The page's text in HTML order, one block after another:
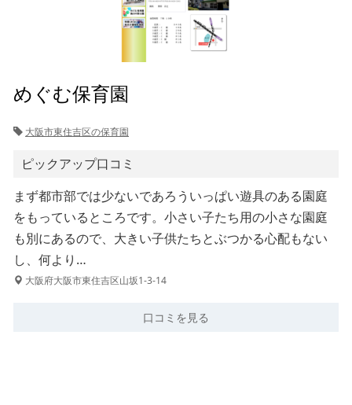
めぐむ保育園
大阪市東住吉区の保育園
ピックアップ口コミ
まず都市部では少ないであろういっぱい遊具のある園庭
をもっているところです。小さい子たち用の小さな園庭
も別にあるので、大きい子供たちとぶつかる心配もない
し、何より…
大阪府大阪市東住吉区山坂1-3-14
口コミを見る